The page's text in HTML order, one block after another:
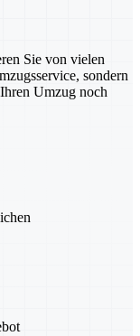
Sie von vielen
sondern
Umzug noch